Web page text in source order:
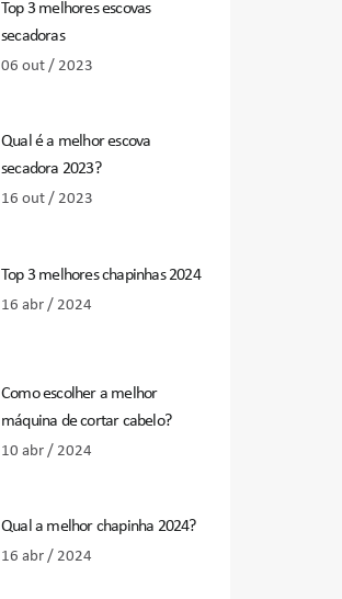
Top 3 melhores escovas
secadoras
06 out / 2023
Qual é a melhor escova
secadora 2023?
16 out / 2023
Top 3 melhores chapinhas 2024
16 abr / 2024
Como escolher a melhor
máquina de cortar cabelo?
10 abr / 2024
Qual a melhor chapinha 2024?
16 abr / 2024